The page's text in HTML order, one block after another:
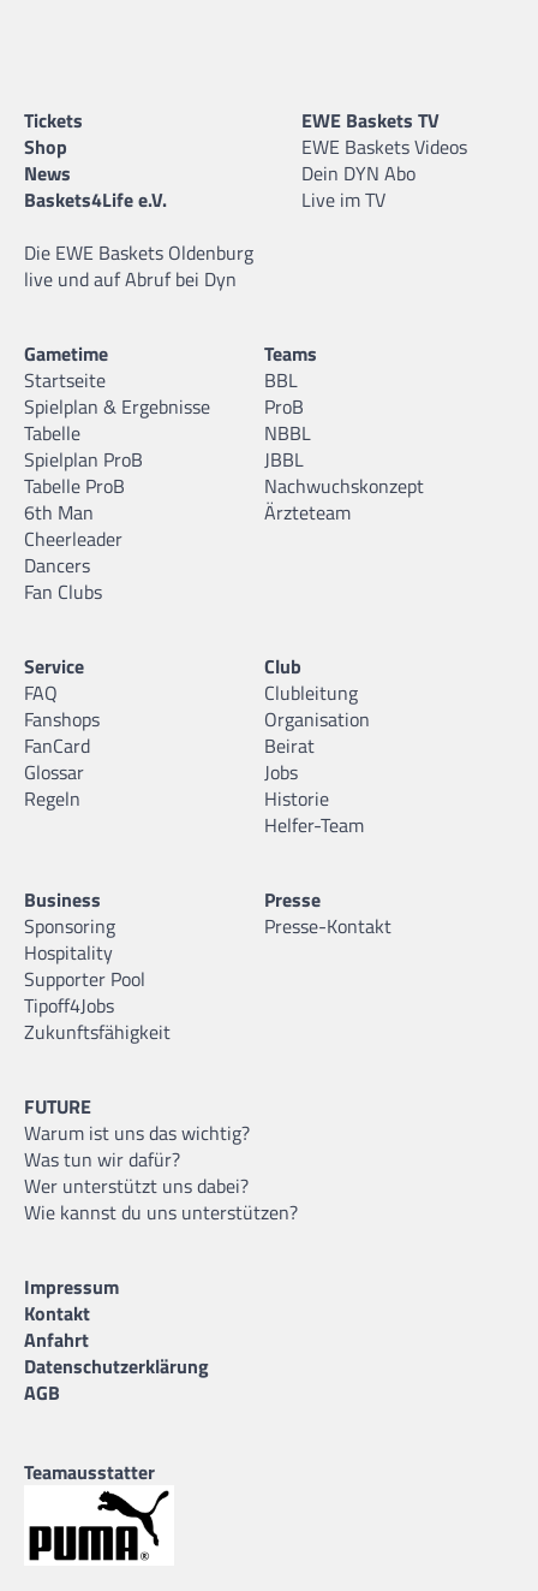
Tickets
Shop
News
Baskets4Life e.V.
Die EWE Baskets Oldenburg
live und auf Abruf bei Dyn
EWE Baskets TV
EWE Baskets Videos
Dein DYN Abo
Live im TV
Gametime
Startseite
Spielplan & Ergebnisse
Tabelle
Spielplan ProB
Tabelle ProB
6th Man
Cheerleader
Dancers
Fan Clubs
Teams
BBL
ProB
NBBL
JBBL
Nachwuchskonzept
Ärzteteam
Service
FAQ
Fanshops
FanCard
Glossar
Regeln
Club
Clubleitung
Organisation
Beirat
Jobs
Historie
Helfer-Team
Business
Sponsoring
Hospitality
Supporter Pool
Tipoff4Jobs
Zukunftsfähigkeit
Presse
Presse-Kontakt
FUTURE
Warum ist uns das wichtig?
Was tun wir dafür?
Wer unterstützt uns dabei?
Wie kannst du uns unterstützen?
Impressum
Kontakt
Anfahrt
Datenschutzerklärung
AGB
Teamausstatter